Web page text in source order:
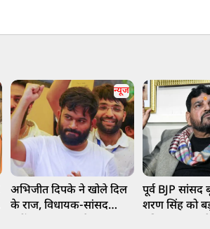
न्यूज
अभिजीत दिपके ने खोले दिल
के राज, विधायक-सांसद
पूर्व BJP
शरण सिंह को